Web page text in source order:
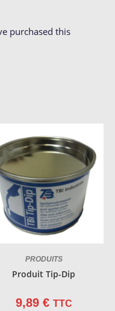
purchased this
PRODUITS
Produit Tip-Dip
9,89 € TTC